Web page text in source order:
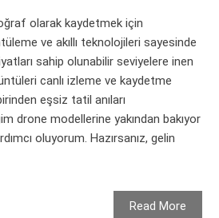
olarak kaydetmek için
ve akıllı teknolojileri sayesinde
sahip olunabilir seviyelere inen
canlı izleme ve kaydetme
eşsiz tatil anıları
drone modellerine yakından bakıyor
oluyorum. Hazırsanız, gelin
Read More